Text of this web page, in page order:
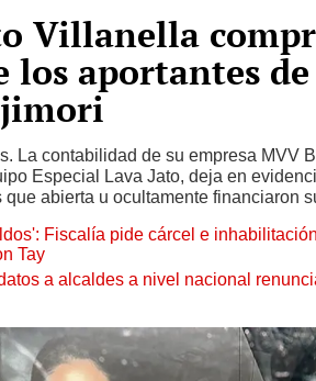
Villanella
los aportantes de
La contabilidad de su empresa MVV
Especial Lava Jato, deja en
que abierta u ocultamente financiaron
Fiscalía pide cárcel e
Tay
a alcaldes a nivel nacional